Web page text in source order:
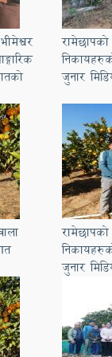
जुनार
जुनार